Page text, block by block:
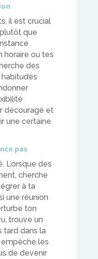
il est crucial
que
horaire ou tes
des
découragé et
une certaine
pas
Lorsque des
cherche
à ta
une réunion
ton
trouve un
tard dans la
empêche les
de devenir